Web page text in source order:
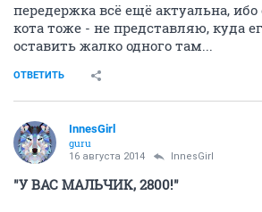
передержка всё ещё актуальна,
кота тоже - не представляю, куда
оставить жалко одного там...
ОТВЕТИТЬ
InnesGirl
guru
16 августа 2014 InnesGirl
"У ВАС МАЛЬЧИК, 2800!"